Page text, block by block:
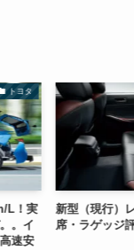
トヨタ
！実
イ
安
新型（現行）レ
席・ラゲッジ評